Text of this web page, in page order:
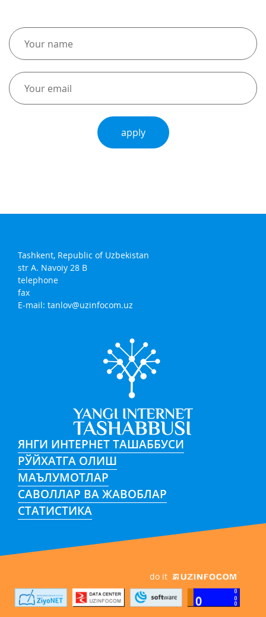
apply
Tashkent, Republic of Uzbekistan
str A. Navoiy 28 B
telephone
fax
E-mail: tanlov@uzinfocom.uz
ЯНГИ ИНТЕРНЕТ ТАШАББУСИ
РЎЙХАТГА ОЛИШ
МАЪЛУМОТЛАР
САВОЛЛАР ВА ЖАВОБЛАР
СТАТИСТИКА
do it